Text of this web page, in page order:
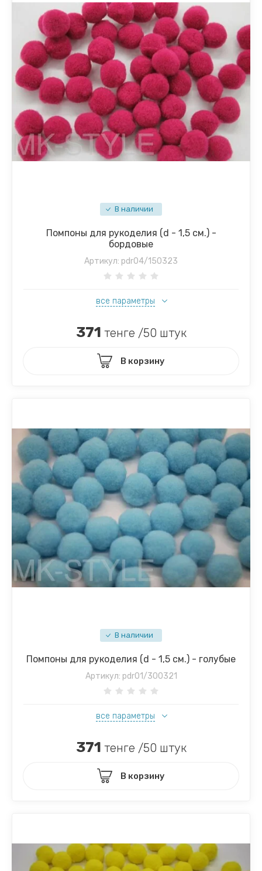
В наличии
Помпоны для рукоделия (d - 1,5 см.) -
бордовые
Артикул: pdr04/150323
все параметры
371 тенге /50 штук
В корзину
В наличии
Помпоны для рукоделия (d - 1,5 см.) - голубые
Артикул: pdr01/300321
все параметры
371 тенге /50 штук
В корзину